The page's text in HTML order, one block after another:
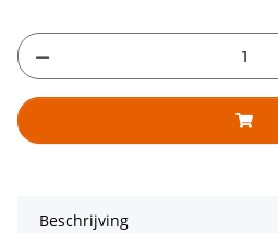
Beschrijving